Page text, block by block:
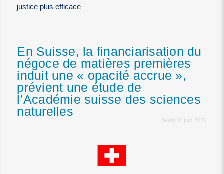
justice plus efficace
En Suisse, la financiarisation du
négoce de matières premières
induit une « opacité accrue »,
prévient une étude de
l’Académie suisse des sciences
naturelles
Jeudi 11 juin 2026